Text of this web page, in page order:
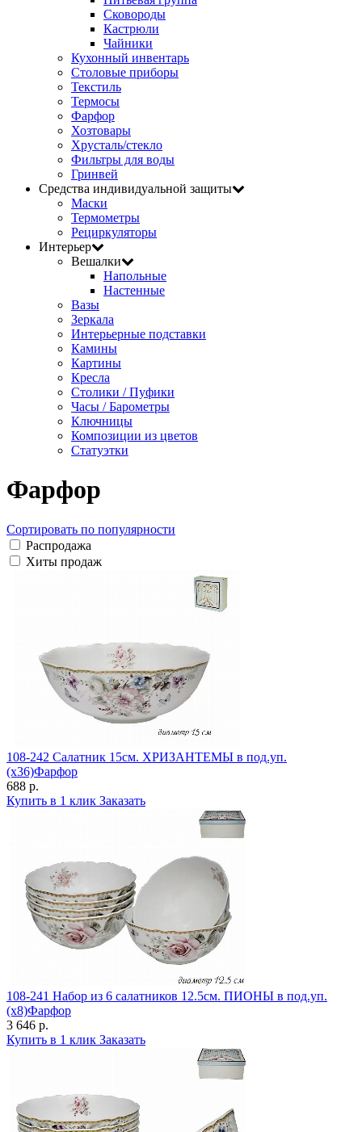
Сковороды
Кастрюли
Чайники
Кухонный инвентарь
Столовые приборы
Текстиль
Термосы
Фарфор
Хозтовары
Хрусталь/стекло
Фильтры для воды
Гринвей
Средства индивидуальной защиты
Маски
Термометры
Рециркуляторы
Интерьер
Вешалки
Напольные
Настенные
Вазы
Зеркала
Интерьерные подставки
Камины
Картины
Кресла
Столики / Пуфики
Часы / Барометры
Ключницы
Композиции из цветов
Статуэтки
Фарфор
Сортировать по популярности
Распродажа
Хиты продаж
108-242 Салатник 15см. ХРИЗАНТЕМЫ в под.уп.
(х36)Фарфор
688 р.
Купить в 1 клик Заказать
108-241 Набор из 6 салатников 12.5см. ПИОНЫ в под.уп.
(х8)Фарфор
3 646 р.
Купить в 1 клик Заказать